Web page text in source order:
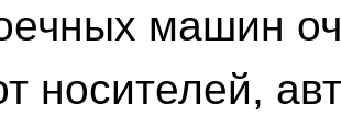
машин
носителей,